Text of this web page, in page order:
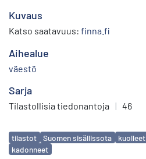
Kuvaus
Katso saatavuus: finna.fi
Aihealue
väestö
Sarja
Tilastollisia tiedonantoja | 46
Avainsanat
tilastot Suomen sisällissota kuolleet
kadonneet